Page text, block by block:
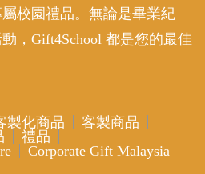
校園禮品。無論是畢業紀
，Gift4School 都是您的最佳
製化商品
客製商品
禮品
Corporate Gift Malaysia